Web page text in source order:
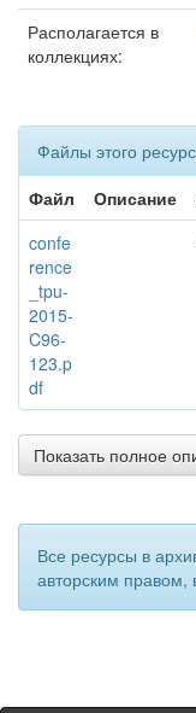
Располагается в
коллекциях:
Файлы этого
Файл
Описание
confe
rence
_tpu-
2015-
C96-
123.p
df
Показать полное
Все ресурсы в
авторским правом,